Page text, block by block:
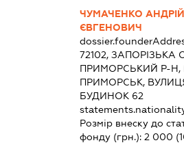
ЧУМАЧЕНКО АНДРІЙ
ЄВГЕНОВИЧ
72102, ЗАПОРІЗЬКА
ПРИМОРСЬКИЙ Р-Н,
ПРИМОРСЬК,
БУДИНОК 62
Розмір внеску до
фонду (грн.):2 000